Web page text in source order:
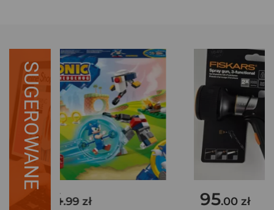
SUGEROWANE
.99 zł 95.00 zł